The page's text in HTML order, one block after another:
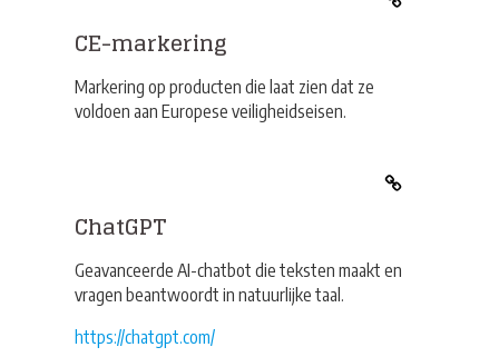
CE-markering
Markering op producten die laat zien dat ze
voldoen aan Europese veiligheidseisen.
ChatGPT
Geavanceerde AI-chatbot die teksten maakt en
vragen beantwoordt in natuurlijke taal.
https://chatgpt.com/